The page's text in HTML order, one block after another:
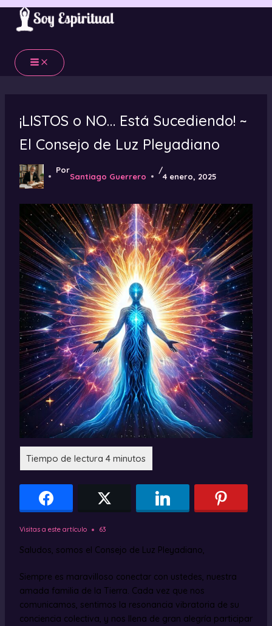
Ir
contenido
¡LISTOS o NO… Está Sucediendo! ~
El Consejo de Luz Pleyadiano
Por
Santiago Guerrero
/
4 enero, 2025
Visitas a este artículo 63
Saludos, somos el Consejo de Luz Pleyadiano,
Siempre es maravilloso conectar con ustedes, nuestra
amada familia de la Tierra. Cada vez que nos
comunicamos, sentimos la resonancia vibratoria de su
conciencia colectiva, y nos llena de gran alegría participar